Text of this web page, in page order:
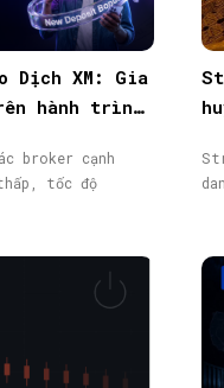
Dịch XM: Gia
hành trình
broker cạnh
tốc độ